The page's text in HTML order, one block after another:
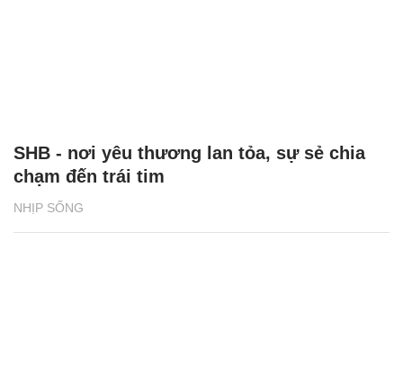
NHỊP SỐNG
SHB - nơi yêu thương lan tỏa, sự sẻ chia
chạm đến trái tim